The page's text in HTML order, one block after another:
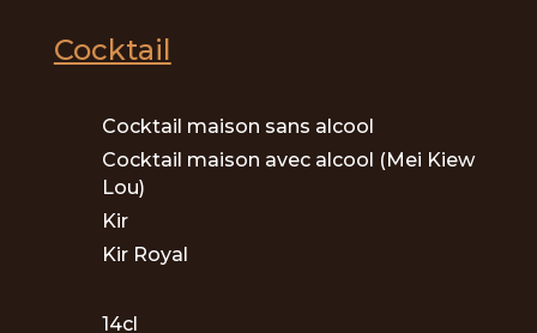
Cocktail
Cocktail maison sans alcool
Cocktail maison avec alcool (Mei Kiew
Lou)
Kir
Kir Royal
14cl